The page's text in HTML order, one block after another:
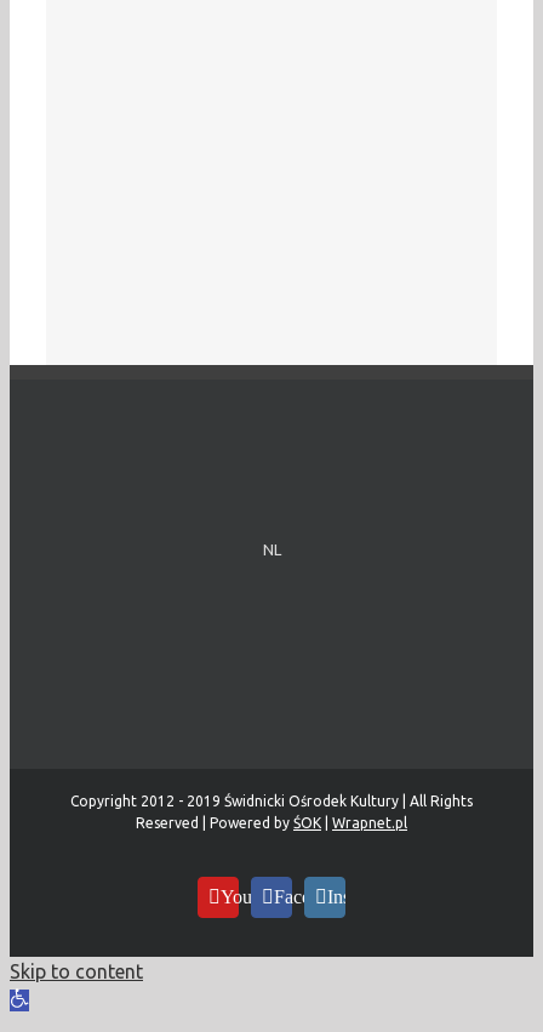
NL
Copyright 2012 - 2019 Świdnicki Ośrodek Kultury | All Rights
Reserved | Powered by ŚOK Wrapnet.pl
YouTubeFacebookInstagram
Skip to content
Open